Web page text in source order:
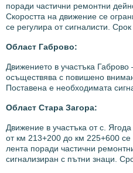
поради частични ремонтни
Скоростта на движение се
се регулира от сигналисти.
Област Габрово:
Движението в участъка
осъществява с повишено
Поставена е необходимата
Област Стара Загора:
Движение в участъка от с.
от км 213+200 до км 225+600
лента поради частични
сигнализиран с пътни знаци.